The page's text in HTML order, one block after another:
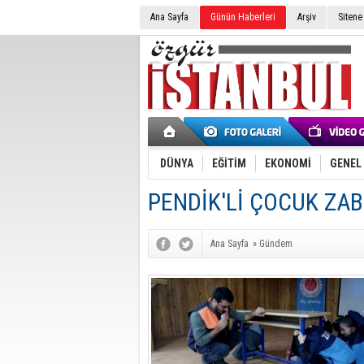
Ana Sayfa Günün Haberleri Arşiv
DÜNYA EĞİTİM EKONOMİ GENEL
PENDİK'Lİ ÇOCUK
Ana Sayfa » Gündem